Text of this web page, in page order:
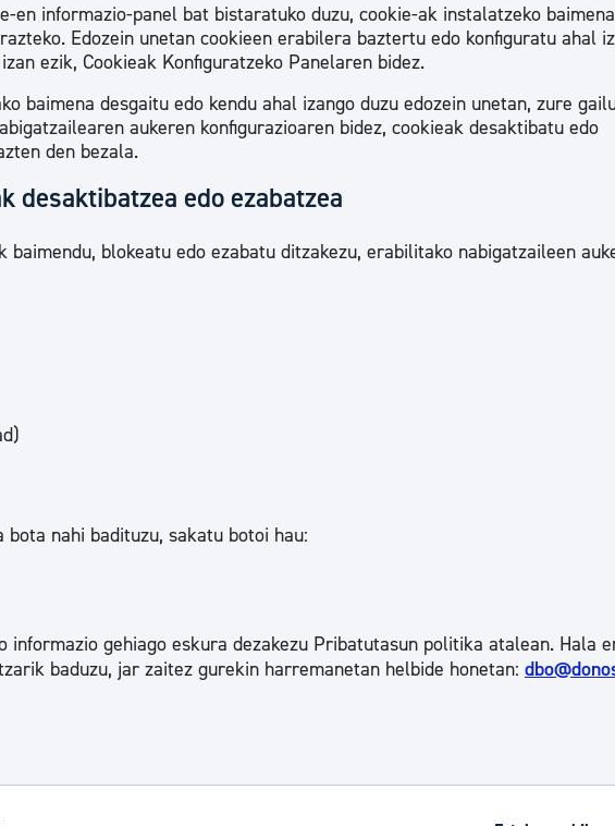
en informazio-panel bat bistaratuko duzu, cookie-ak instalatzeko
Edozein unetan cookieen erabilera baztertu edo konfiguratu ahal
ezik, Cookieak Konfiguratzeko Panelaren bidez.
baimena desgaitu edo kendu ahal izango duzu edozein unetan, zure
aukeren konfigurazioaren bidez, cookieak desaktibatu edo
den bezala.
desaktibatzea edo ezabatzea
blokeatu edo ezabatu ditzakezu, erabilitako nabigatzaileen
nahi badituzu, sakatu botoi hau:
informazio gehiago eskura dezakezu Pribatutasun politika atalean. Hala
baduzu, jar zaitez gurekin harremanetan helbide honetan: